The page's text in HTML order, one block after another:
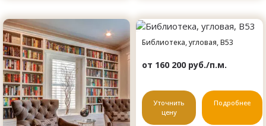
Библиотека, угловая, B53
от 160 200 руб./п.м.
Уточнить
цену
Подробнее